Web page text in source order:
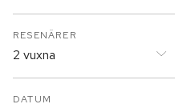
DATUM
RESENÄRER
2 vuxna